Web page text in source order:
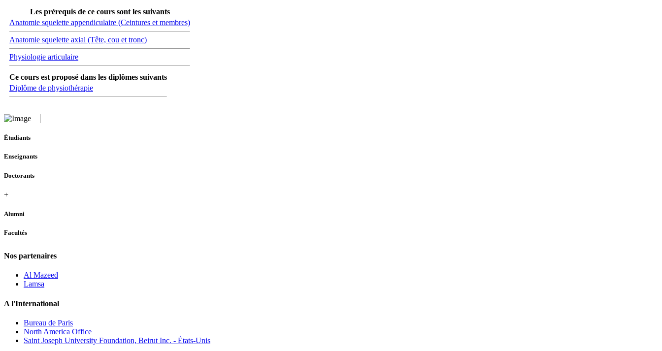
Les prérequis de ce cours sont les suivants
Anatomie squelette appendiculaire (Ceintures et membres)
Anatomie squelette axial (Tête, cou et tronc)
Physiologie articulaire
Ce cours est proposé dans les diplômes suivants
Diplôme de physiothérapie
Étudiants
Enseignants
Doctorants
+
Alumni
Facultés
Nos partenaires
Al Mazeed
Lamsa
A l'International
Bureau de Paris
North America Office
Saint Joseph University Foundation, Beirut Inc. - États-Unis